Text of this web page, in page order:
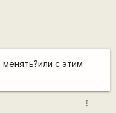
с этим
more_vert